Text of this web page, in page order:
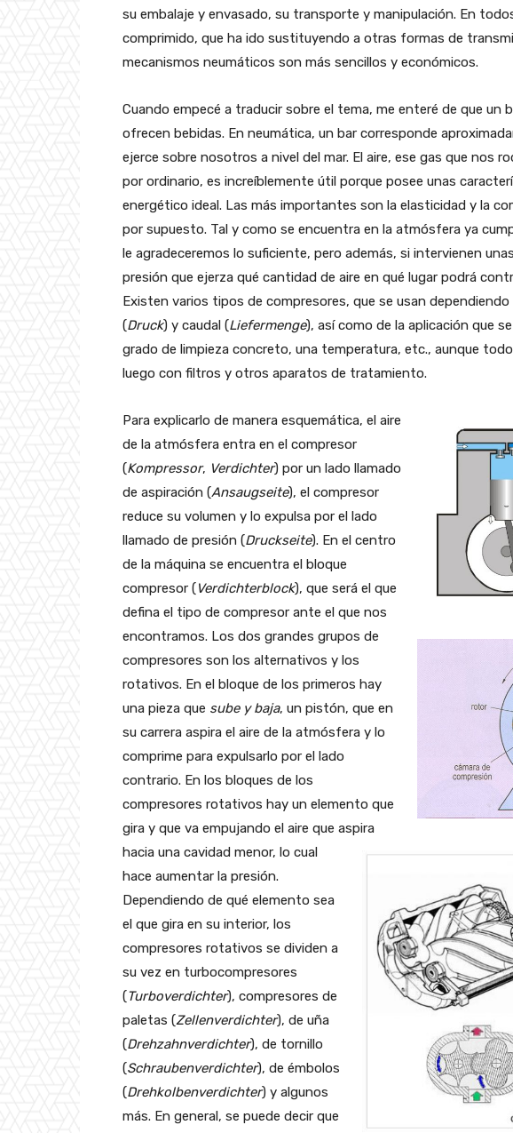
su embalaje y envasado, su transporte y manipulación. En
comprimido, que ha ido sustituyendo a otras formas de
mecanismos neumáticos son más sencillos y económicos.
Cuando empecé a traducir sobre el tema, me enteré de que un
ofrecen bebidas. En neumática, un bar corresponde
ejerce sobre nosotros a nivel del mar. El aire, ese gas que nos
por ordinario, es increíblemente útil porque posee unas
energético ideal. Las más importantes son la elasticidad y la
por supuesto. Tal y como se encuentra en la atmósfera ya
le agradeceremos lo suficiente, pero además, si intervienen
presión que ejerza qué cantidad de aire en qué lugar podrá
Existen varios tipos de compresores, que se usan
(Druck) y caudal (Liefermenge), así como de la aplicación que
grado de limpieza concreto, una temperatura, etc., aunque
luego con filtros y otros aparatos de tratamiento.
Para explicarlo de manera esquemática, el aire
de la atmósfera entra en el compresor
(Kompressor, Verdichter) por un lado llamado
de aspiración (Ansaugseite), el compresor
reduce su volumen y lo expulsa por el lado
llamado de presión (Druckseite). En el centro
de la máquina se encuentra el bloque
compresor (Verdichterblock), que será el que
defina el tipo de compresor ante el que nos
encontramos. Los dos grandes grupos de
compresores son los alternativos y los
rotativos. En el bloque de los primeros hay
una pieza que sube y baja, un pistón, que en
su carrera aspira el aire de la atmósfera y lo
comprime para expulsarlo por el lado
contrario. En los bloques de los
compresores rotativos hay un elemento que
gira y que va empujando el aire que aspira
hacia una cavidad menor, lo cual
hace aumentar la presión.
Dependiendo de qué elemento sea
el que gira en su interior, los
compresores rotativos se dividen a
su vez en turbocompresores
(Turboverdichter), compresores de
paletas (Zellenverdichter), de uña
(Drehzahnverdichter), de tornillo
(Schraubenverdichter), de émbolos
(Drehkolbenverdichter) y algunos
más. En general, se puede decir que